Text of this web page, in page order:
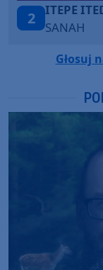
3
ONE CALL
LOUD
Głosuj